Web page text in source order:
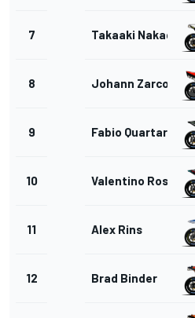
7 Takaaki Nakagami
8 Johann Zarco
9 Fabio Quartararo
10 Valentino Rossi
11 Alex Rins
12 Brad Binder